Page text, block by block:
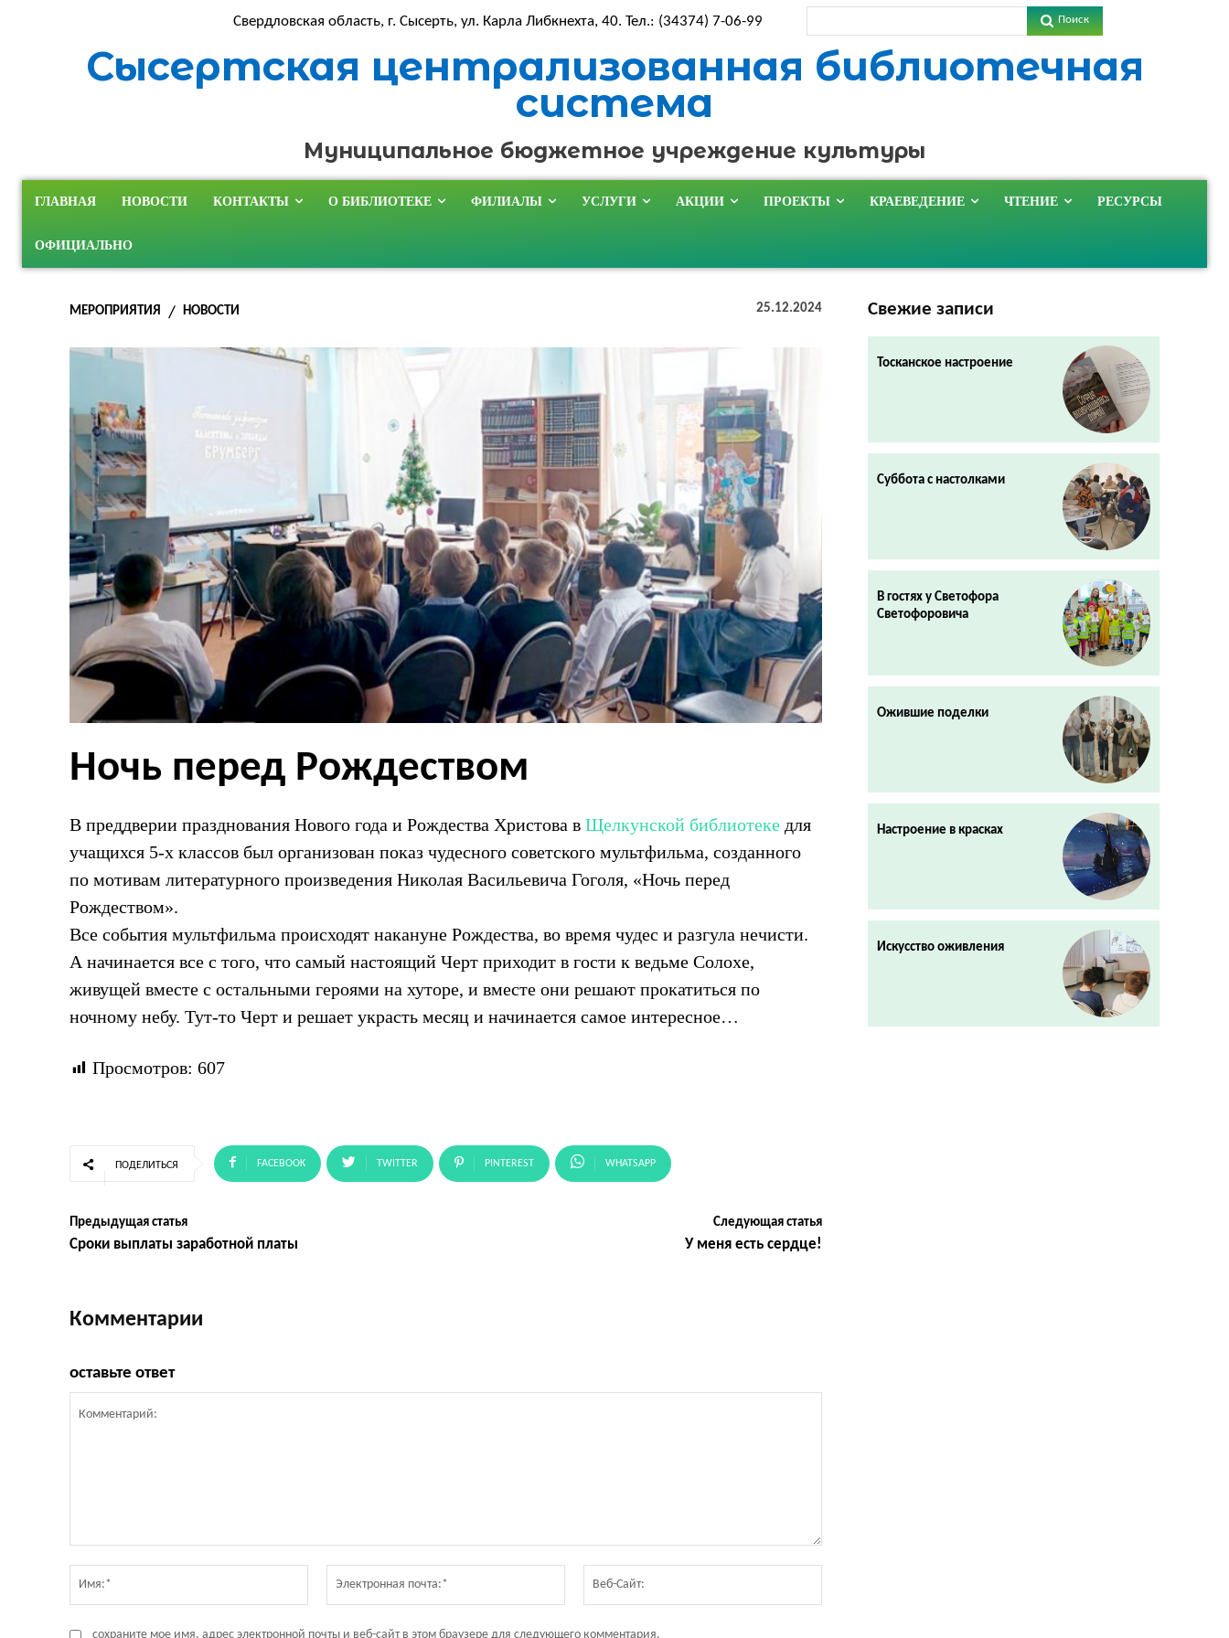
Свердловская область, г. Сысерть, ул. Карла Либкнехта, 40. Тел.: (34374) 7-06-99 Поиск
Сысертская централизованная библиотечная
система
Муниципальное бюджетное учреждение культуры
ГЛАВНАЯ НОВОСТИ КОНТАКТЫ О БИБЛИОТЕКЕ ФИЛИАЛЫ УСЛУГИ АКЦИИ ПРОЕКТЫ КРАЕВЕДЕНИЕ ЧТЕНИЕ РЕСУРСЫ
ОФИЦИАЛЬНО
МЕРОПРИЯТИЯ НОВОСТИ 25.12.2024
Ночь перед Рождеством
В преддверии празднования Нового года и Рождества Христова в Щелкунской библиотеке для
учащихся 5-х классов был организован показ чудесного советского мультфильма, созданного
по мотивам литературного произведения Николая Васильевича Гоголя, «Ночь перед
Рождеством».
Все события мультфильма происходят накануне Рождества, во время чудес и разгула нечисти.
А начинается все с того, что самый настоящий Черт приходит в гости к ведьме Солохе,
живущей вместе с остальными героями на хуторе, и вместе они решают прокатиться по
ночному небу. Тут-то Черт и решает украсть месяц и начинается самое интересное…
Просмотров: 607
ПОДЕЛИТЬСЯ FACEBOOK TWITTER PINTEREST WHATSAPP
Предыдущая статья
Сроки выплаты заработной платы
Следующая статья
У меня есть сердце!
Комментарии
оставьте ответ
почта:*
сохраните мое имя, адрес электронной почты и веб-сайт в этом браузере для следующего комментария.
Свежие записи
Тосканское настроение
Суббота с настолками
В гостях у Светофора
Светофоровича
Ожившие поделки
Настроение в красках
Искусство оживления